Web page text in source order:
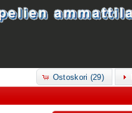
Ostoskori (29)